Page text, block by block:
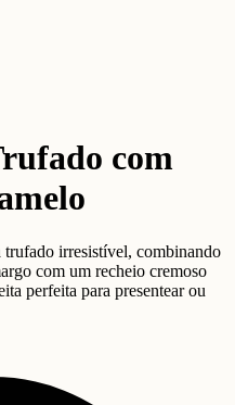
com
trufado irresistível, combinando
com um recheio cremoso
perfeita para presentear ou